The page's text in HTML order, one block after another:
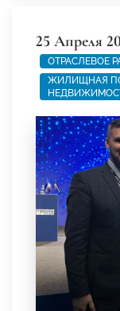
25 Апреля
ОТРАСЛЕВОЕ
ЖИЛИЩНАЯ